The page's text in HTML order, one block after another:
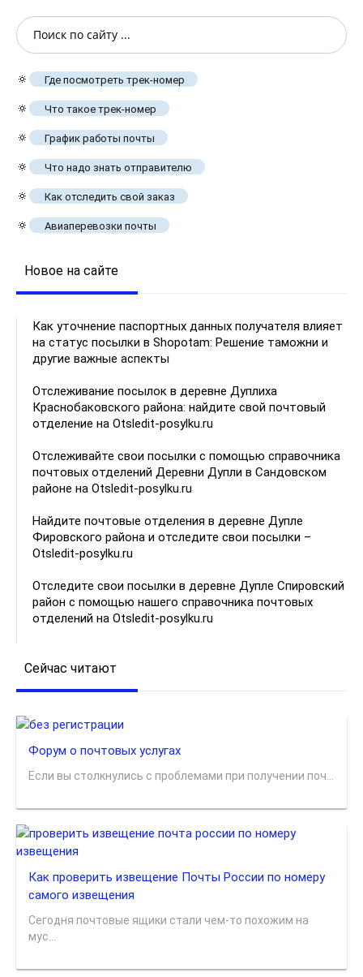
🔅 Где посмотреть трек-номер
🔅 Что такое трек-номер
🔅 График работы почты
🔅 Что надо знать отправителю
🔅 Как отследить свой заказ
🔅 Авиаперевозки почты
Новое на сайте
Как уточнение паспортных данных получателя влияет
на статус посылки в Shopotam: Решение таможни и
другие важные аспекты
Отслеживание посылок в деревне Дуплиха
Краснобаковского района: найдите свой почтовый
отделение на Otsledit-posylku.ru
Отслеживайте свои посылки с помощью справочника
почтовых отделений Деревни Дупли в Сандовском
районе на Otsledit-posylku.ru
Найдите почтовые отделения в деревне Дупле
Фировского района и отследите свои посылки –
Otsledit-posylku.ru
Отследите свои посылки в деревне Дупле Спировский
район с помощью нашего справочника почтовых
отделений на Otsledit-posylku.ru
Сейчас читают
Форум о почтовых услугах
Если вы столкнулись с проблемами при получении поч...
Как проверить извещение Почты России по номеру
самого извещения
Сегодня почтовые ящики стали чем-то похожим на
мус...